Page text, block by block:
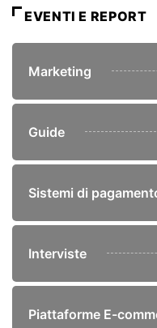
EVENTI E REPORT
Marketing
Guide
Sistemi di
Interviste
Piattaforme E-